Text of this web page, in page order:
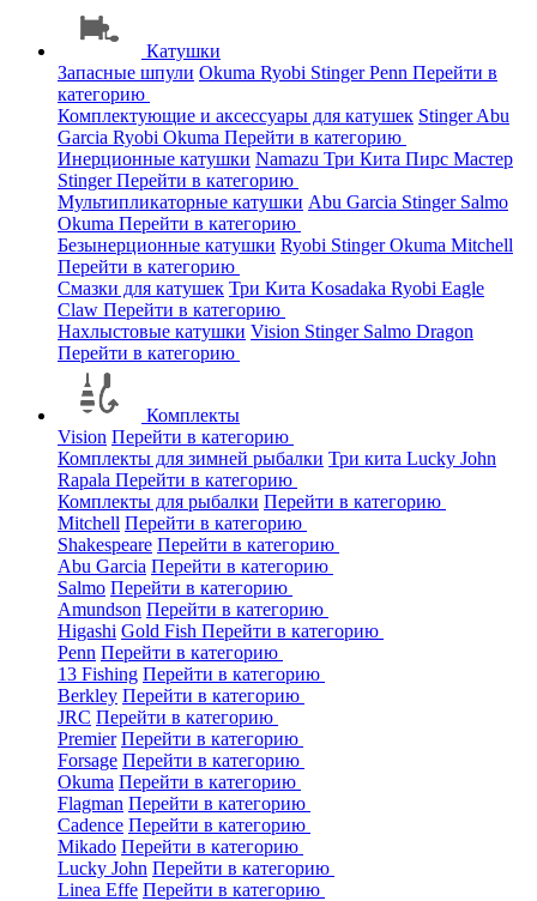
Катушки
Запасные шпули Okuma Ryobi StingerPenn Перейти в
категорию
Комплектующие и аксессуары для катушек StingerAbu
Garcia Ryobi Okuma Перейти в категорию
Инерционные катушки Namazu Три Кита Пирс Мастер
StingerПерейти в категорию
Мультипликаторные катушки Abu Garcia Stinger Salmo
Okuma Перейти в категорию
Безынерционные катушки Ryobi StingerOkuma Mitchell
Перейти в категорию
Смазки для катушек Три Кита Kosadaka Ryobi Eagle
Claw Перейти в категорию
Нахлыстовые катушки Vision Stinger Salmo Dragon
Перейти в категорию
Комплекты
Vision Перейти в категорию
Комплекты для зимней рыбалки Три кита Lucky John
Rapala Перейти в категорию
Комплекты для рыбалки Перейти в категорию
Mitchell Перейти в категорию
Shakespeare Перейти в категорию
Abu Garcia Перейти в категорию
Salmo Перейти в категорию
Amundson Перейти в категорию
Higashi Gold Fish Перейти в категорию
Penn Перейти в категорию
13 Fishing Перейти в категорию
Berkley Перейти в категорию
JRC Перейти в категорию
Premier Перейти в категорию
Forsage Перейти в категорию
Okuma Перейти в категорию
Flagman Перейти в категорию
Cadence Перейти в категорию
Mikado Перейти в категорию
Lucky John Перейти в категорию
Linea Effe Перейти в категорию